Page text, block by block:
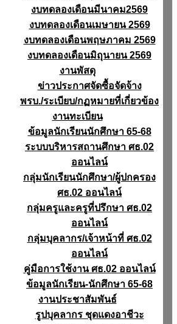
งบทดลองเดือนมีนาคม2569
งบทดลองเดือนเมษายน 2569
งบทดลองเดือนพฤษภาคม 2569
งบทดลองเดือนมิถุนายน 2569
งานพัสดุ
ข่าวประกาศจัดซื้อจัดจ้าง
พรบ./ระเบียบ/กฏหมายที่เกี่ยวข้อง
งานทะเบียน
ข้อมูลนักเรียนนักศึกษา 65-68
ระบบบริหารสถานศึกษา ศธ.02
ออนไลน์
กลุ่มนักเรียนนักศึกษา/ผู้ปกครอง
ศธ.02 ออนไลน์
กลุ่มครูและครูที่ปรึกษา ศธ.02
ออนไลน์
กลุ่มบุคลากร/เจ้าหน้าที่ ศธ.02
ออนไลน์
คู่มือการใช้งาน ศธ.02 ออนไลน์
ข้อมูลนักเรียน-นักศึกษา 65-68
งานประชาสัมพันธ์
รูปบุคลากร ชุดแดงอาชีวะ